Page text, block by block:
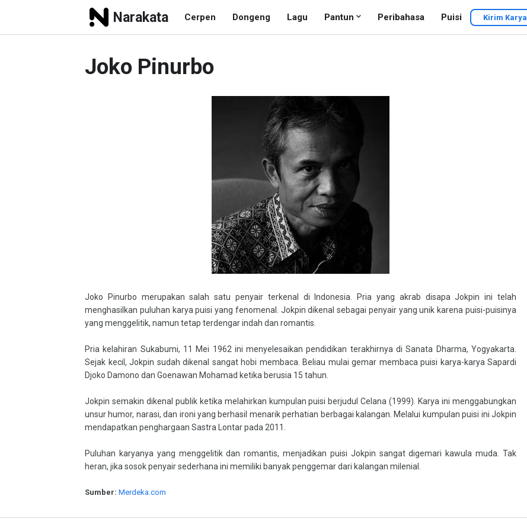
Narakata Cerpen Dongeng Lagu Pantun Peribahasa Puisi Kirim Karya
Joko Pinurbo
Joko Pinurbo merupakan salah satu penyair terkenal di Indonesia. Pria yang akrab disapa Jokpin ini telah
menghasilkan puluhan karya puisi yang fenomenal. Jokpin dikenal sebagai penyair yang unik karena puisi-puisinya
yang menggelitik, namun tetap terdengar indah dan romantis.
Pria kelahiran Sukabumi, 11 Mei 1962 ini menyelesaikan pendidikan terakhirnya di Sanata Dharma, Yogyakarta.
Sejak kecil, Jokpin sudah dikenal sangat hobi membaca. Beliau mulai gemar membaca puisi karya-karya Sapardi
Djoko Damono dan Goenawan Mohamad ketika berusia 15 tahun.
Jokpin semakin dikenal publik ketika melahirkan kumpulan puisi berjudul Celana (1999). Karya ini menggabungkan
unsur humor, narasi, dan ironi yang berhasil menarik perhatian berbagai kalangan. Melalui kumpulan puisi ini Jokpin
mendapatkan penghargaan Sastra Lontar pada 2011.
Puluhan karyanya yang menggelitik dan romantis, menjadikan puisi Jokpin sangat digemari kawula muda. Tak
heran, jika sosok penyair sederhana ini memiliki banyak penggemar dari kalangan milenial.
Sumber: Merdeka.com